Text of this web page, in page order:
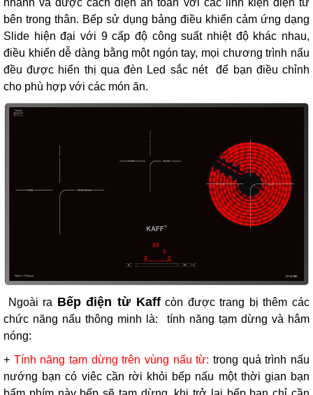
bên trong thân. Bếp sử dụng bảng điều khiển cảm ứng dạng
Slide hiện đại với 9 cấp độ công suất nhiệt độ khác nhau,
điều khiển dễ dàng bằng một ngón tay, mọi chương trình nấu
đều được hiển thị qua đèn Led sắc nét để bạn điều chỉnh
cho phù hợp với các món ăn.
Ngoài ra Bếp điện từ Kaffcòn được trang bị thêm các
chức năng nấu thông minh là: tính năng tạm dừng và hâm
nóng:
+ Tính năng tạm dừng trên vùng nấu từ: trong quá trình nấu
nướng bạn có viêc cần rời khỏi bếp nấu một thời gian bạn